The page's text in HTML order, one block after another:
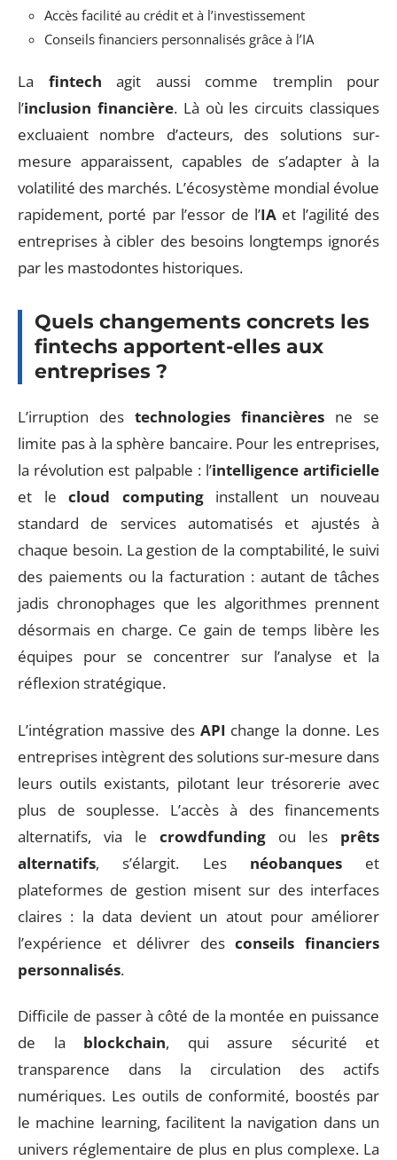
Accès facilité au crédit et à l’investissement
Conseils financiers personnalisés grâce à l’IA
La fintech agit aussi comme tremplin pour
l’inclusion financière. Là où les circuits classiques
excluaient nombre d’acteurs, des solutions sur-
mesure apparaissent, capables de s’adapter à la
volatilité des marchés. L’écosystème mondial évolue
rapidement, porté par l’essor de l’IAet l’agilité des
entreprises à cibler des besoins longtemps ignorés
par les mastodontes historiques.
Quels changements concrets les
fintechs apportent-elles aux
entreprises ?
L’irruption des technologies financières ne se
limite pas à la sphère bancaire. Pour les entreprises,
la révolution est palpable : l’intelligence artificielle
et le cloud computinginstallent un nouveau
standard de services automatisés et ajustés à
chaque besoin. La gestion de la comptabilité, le suivi
des paiements ou la facturation : autant de tâches
jadis chronophages que les algorithmes prennent
désormais en charge. Ce gain de temps libère les
équipes pour se concentrer sur l’analyse et la
réflexion stratégique.
L’intégration massive des API change la donne. Les
entreprises intègrent des solutions sur-mesure dans
leurs outils existants, pilotant leur trésorerie avec
plus de souplesse. L’accès à des financements
alternatifs, via le crowdfunding ou les prêts
alternatifs, s’élargit. Les néobanqueset
plateformes de gestion misent sur des interfaces
claires : la data devient un atout pour améliorer
l’expérience et délivrer desconseils financiers
personnalisés.
Difficile de passer à côté de la montée en puissance
de la blockchain, qui assure sécurité et
transparence dans la circulation des actifs
numériques. Les outils de conformité, boostés par
le machine learning, facilitent la navigation dans un
univers réglementaire de plus en plus complexe. La